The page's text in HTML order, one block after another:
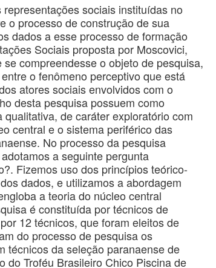
sociais instituídas no
o processo de construção de sua
dados a esse processo de formação
Sociais proposta por Moscovici,
compreendesse o objeto de pesquisa,
o fenômeno perceptivo que está
atores sociais envolvidos com o
desta pesquisa possuem como
de caráter exploratório com
central e o sistema periférico das
No processo da pesquisa
a seguinte pergunta
Fizemos uso dos princípios teórico-
dados, e utilizamos a abordagem
a teoria do núcleo central
é constituída por técnicos de
12 técnicos, que foram eleitos de
do processo de pesquisa os
técnicos da seleção paranaense de
do Troféu Brasileiro Chico Piscina de